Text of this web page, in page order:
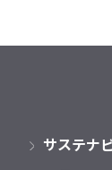
サステナ